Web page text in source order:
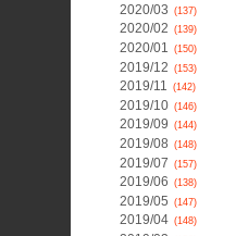
2020/03 (137)
2020/02 (139)
2020/01 (150)
2019/12 (153)
2019/11 (142)
2019/10 (146)
2019/09 (144)
2019/08 (148)
2019/07 (157)
2019/06 (138)
2019/05 (147)
2019/04 (148)